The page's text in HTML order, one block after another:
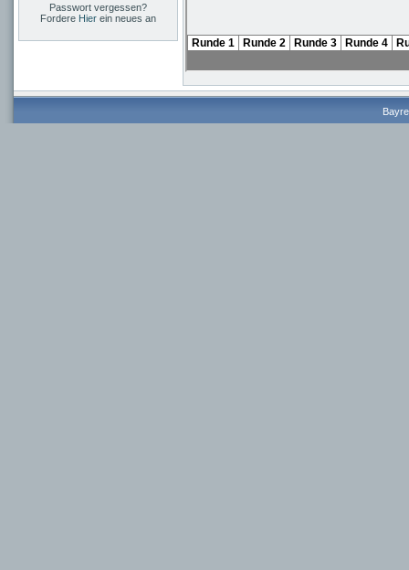
Passwort vergessen?
Fordere Hier ein neues an